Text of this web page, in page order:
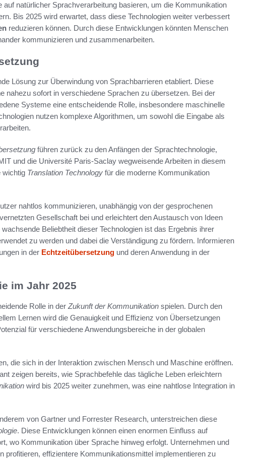
natürlicher Sprachverarbeitung basieren, um die Kommunikation
Bis 2025 wird erwartet, dass diese Technologien weiter verbessert
reduzieren können. Durch diese Entwicklungen könnten Menschen
kommunizieren und zusammenarbeiten.
Lösung zur Überwindung von Sprachbarrieren etabliert. Diese
nahezu sofort in verschiedene Sprachen zu übersetzen. Bei der
Systeme eine entscheidende Rolle, insbesondere maschinelle
nutzen komplexe Algorithmen, um sowohl die Eingabe als
führen zurück zu den Anfängen der Sprachtechnologie,
und die Université Paris-Saclay wegweisende Arbeiten in diesem
wichtig Translation Technology für die moderne Kommunikation
nahtlos kommunizieren, unabhängig von der gesprochenen
Gesellschaft bei und erleichtert den Austausch von Ideen
Beliebtheit dieser Technologien ist das Ergebnis ihrer
zu werden und dabei die Verständigung zu fördern. Informieren
in der Echtzeitübersetzung und deren Anwendung in der
im Jahr 2025
Rolle in der Zukunft der Kommunikation spielen. Durch den
Lernen wird die Genauigkeit und Effizienz von Übersetzungen
für verschiedene Anwendungsbereiche in der globalen
die sich in der Interaktion zwischen Mensch und Maschine eröffnen.
zeigen bereits, wie Sprachbefehle das tägliche Leben erleichtern
wird bis 2025 weiter zunehmen, was eine nahtlose Integration in
von Gartner und Forrester Research, unterstreichen diese
. Diese Entwicklungen können einen enormen Einfluss auf
wo Kommunikation über Sprache hinweg erfolgt. Unternehmen und
profitieren, effizientere Kommunikationsmittel implementieren zu